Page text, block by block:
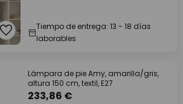
Tiempo de entrega: 13 - 18 días
laborables
Lámpara de pie Amy, amarilla/gris,
altura 150 cm, textil, E27
233,86 €